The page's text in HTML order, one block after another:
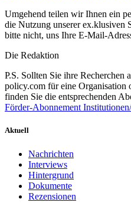
Umgehend teilen wir Ihnen ein
die Nutzung unserer ex.klusiven
bitte nicht, uns Ihre E-Mail-
Die Redaktion
P.S. Sollten Sie ihre
policy.com für eine Organisation
finden Sie die entsprechenden
Förder-Abonnement
Aktuell
Nachrichten
Interviews
Hintergrund
Dokumente
Rezensionen